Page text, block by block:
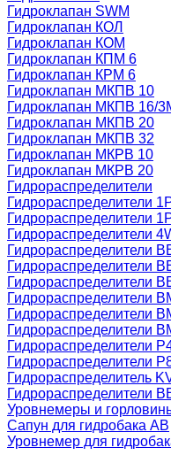
Гидроклапан SWM
Гидроклапан КОЛ
Гидроклапан КОМ
Гидроклапан КПМ 6
Гидроклапан КРМ 6
Гидроклапан МКПВ 10
Гидроклапан МКПВ 16/
Гидроклапан МКПВ 20
Гидроклапан МКПВ 32
Гидроклапан МКРВ 10
Гидроклапан МКРВ 20
Гидрораспределители
Гидрораспределители
Гидрораспределители
Гидрораспределители
Гидрораспределители
Гидрораспределители
Гидрораспределители
Гидрораспределители
Гидрораспределители
Гидрораспределители
Гидрораспределители
Гидрораспределители
Гидрораспределитель
Гидрораспределители
Уровнемеры и
Сапун для гидробака АВ
Уровнемер для